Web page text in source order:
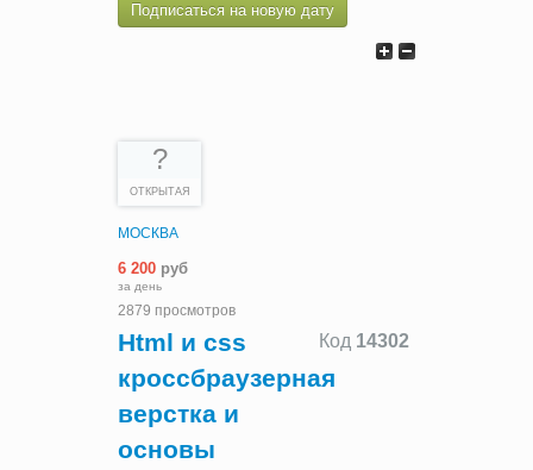
Подписаться на новую дату
?
ОТКРЫТАЯ
МОСКВА
6 200 руб
за день
2879 просмотров
Код 14302
Html и css
кроссбраузерная
верстка и
основы